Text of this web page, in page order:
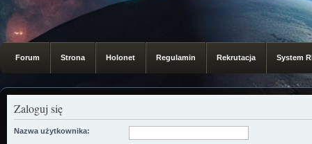
Forum Strona Holonet Regulamin Rekrutacja System
Zaloguj się
Nazwa użytkownika: